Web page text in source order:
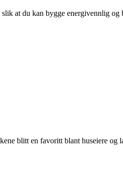
at du kan bygge energivennlig og
blitt en favoritt blant huseiere og